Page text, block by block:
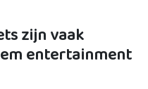
zijn vaak
entertainment